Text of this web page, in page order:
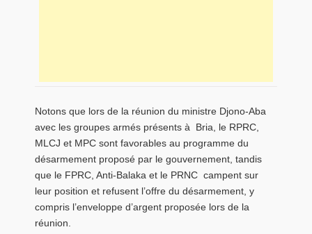
Notons que lors de la réunion du ministre Djono-Aba
avec les groupes armés présents à Bria, le RPRC,
MLCJ et MPC sont favorables au programme du
désarmement proposé par le gouvernement, tandis
que le FPRC, Anti-Balaka et le PRNC campent sur
leur position et refusent l’offre du désarmement, y
compris l’enveloppe d’argent proposée lors de la
réunion.